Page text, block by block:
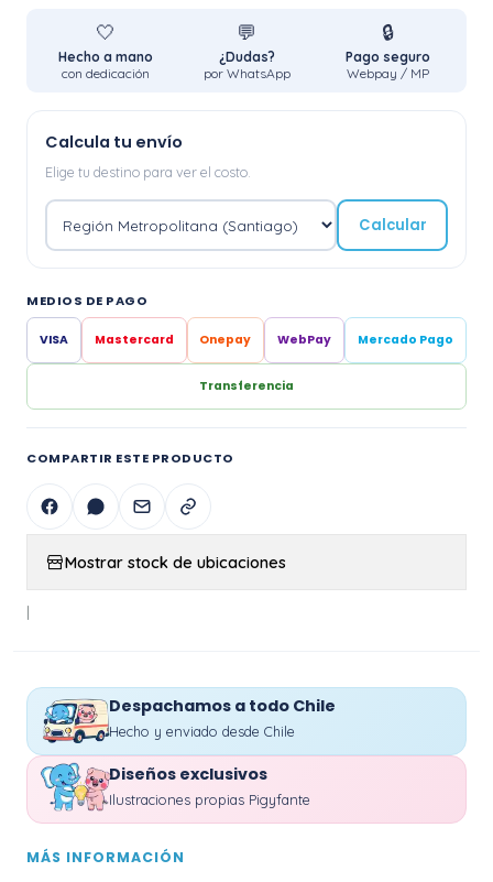
🤍
Hecho a mano
con dedicación
💬
¿Dudas?
por WhatsApp
🔒
Pago seguro
Webpay / MP
Calcula tu envío
Elige tu destino para ver el costo.
Calcular
MEDIOS DE PAGO
VISA Mastercard Onepay WebPay Mercado Pago
Transferencia
COMPARTIR ESTE PRODUCTO
Mostrar stock de ubicaciones
|
Despachamos a todo Chile
Hecho y enviado desde Chile
Diseños exclusivos
Ilustraciones propias Pigyfante
MÁS INFORMACIÓN